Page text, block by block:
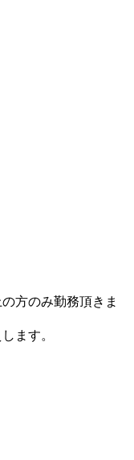
方のみ勤務頂きま
ます。